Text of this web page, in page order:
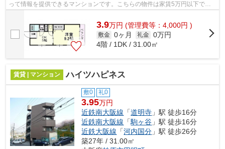
って情報を提供できるマンションです。こちらの物件は家賃5万円以下でご
3.9万円 (管理費等：4,000円 )
敷金 0ヶ月 礼金 0万円
4階 / 1DK / 31.00㎡
賃貸 | マンション ハイツハピネス
敷0 礼0
3.95万円
近鉄南大阪線 「道明寺 」駅 徒歩16分
近鉄南大阪線 「駒ヶ谷 」駅 徒歩16分
近鉄大阪線 「河内国分 」駅 徒歩26分
築27年 / 31.00㎡